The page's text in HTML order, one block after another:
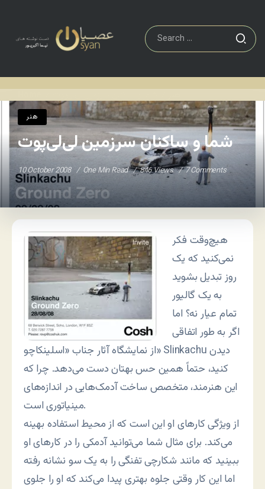
هنر
شما و ساکنان سرزمین لی‌لی‌پوت
10 October 2008 One Min Read 846 Views 7 Comments
هیچ‌وقت فکر
نمی‌کنید که یک
روز تبدیل بشوید
به یک گالیور
تمام عیار نه؟ اما
اگر به طور اتفاقی
از نمایشگاه آثار جناب «اسلینکاچو» Slinkachu دیدن
کنید، حتماً همین حس بهتان دست می‌دهد. چرا که
این هنرمند، متخصص ساخت آدمک‌هایی در اندازه‌های
مینیاتوری است.
از ویژگی کارهای او این است که از محیط استفاده بهینه
می‌کند. برای مثال شما می‌توانید آدمکی را در کارهای او
ببینید که مانند شکارچی تفنگی را به یک سو نشانه رفته
اما این کار وقتی جلوه بهتری پیدا می‌کند که او را جلوی